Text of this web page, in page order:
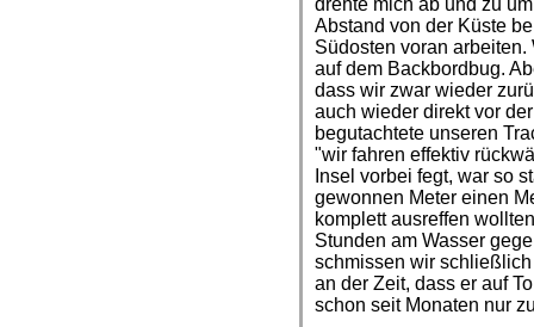
drehte mich ab und zu
Abstand von der Küste
Südosten voran
auf dem Backbordbug.
dass wir zwar wieder
auch wieder direkt vor
begutachtete unseren
"wir fahren effektiv
Insel vorbei fegt, war so
gewonnen Meter einen
komplett ausreffen
Stunden am Wasser
schmissen wir
an der Zeit, dass er auf
schon seit Monaten nur